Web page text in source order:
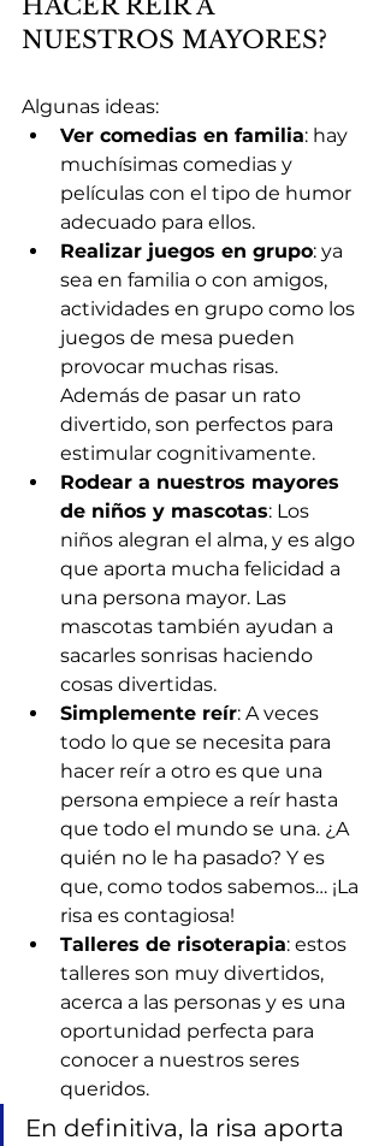
HACER REÍR A
NUESTROS MAYORES?
Algunas ideas:
Ver comedias en familia: hay
muchísimas comedias y
películas con el tipo de humor
adecuado para ellos.
Realizar juegos en grupo: ya
sea en familia o con amigos,
actividades en grupo como los
juegos de mesa pueden
provocar muchas risas.
Además de pasar un rato
divertido, son perfectos para
estimular cognitivamente.
Rodear a nuestros mayores
de niños y mascotas: Los
niños alegran el alma, y es algo
que aporta mucha felicidad a
una persona mayor. Las
mascotas también ayudan a
sacarles sonrisas haciendo
cosas divertidas.
Simplemente reír: A veces
todo lo que se necesita para
hacer reír a otro es que una
persona empiece a reír hasta
que todo el mundo se una. ¿A
quién no le ha pasado? Y es
que, como todos sabemos… ¡La
risa es contagiosa!
Talleres de risoterapia: estos
talleres son muy divertidos,
acerca a las personas y es una
oportunidad perfecta para
conocer a nuestros seres
queridos.
En definitiva, la risa aporta